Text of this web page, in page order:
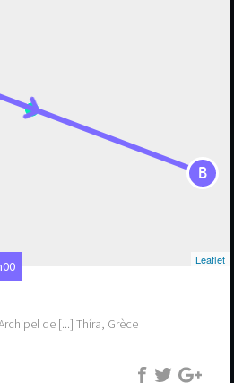
B
Leaflet
de [...] Thíra, Grèce